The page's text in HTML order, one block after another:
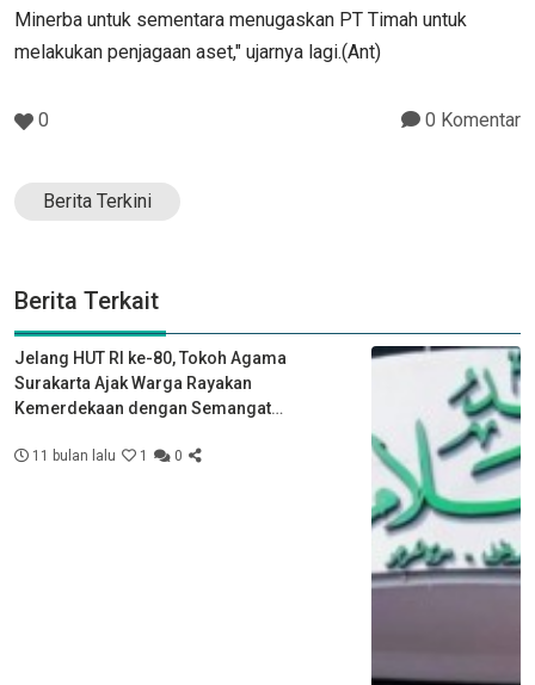
Minerba untuk sementara menugaskan PT Timah untuk
melakukan penjagaan aset," ujarnya lagi.(Ant)
0 0 Komentar
Berita Terkini
Berita Terkait
Jelang HUT RI ke-80, Tokoh Agama
Surakarta Ajak Warga Rayakan
Kemerdekaan dengan Semangat
11 bulan lalu 1 0